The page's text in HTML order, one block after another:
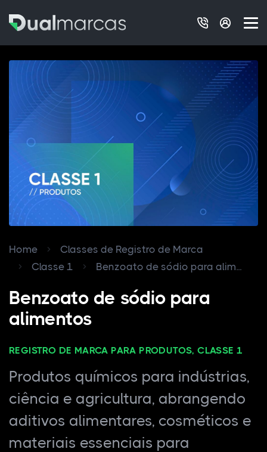
Home
Classes de Registro de Marca
Classe 1
Benzoato de sódio para alim...
Benzoato de sódio para
alimentos
REGISTRO DE MARCA PARA PRODUTOS, CLASSE 1
Produtos químicos para indústrias,
ciência e agricultura, abrangendo
aditivos alimentares, cosméticos e
materiais essenciais para